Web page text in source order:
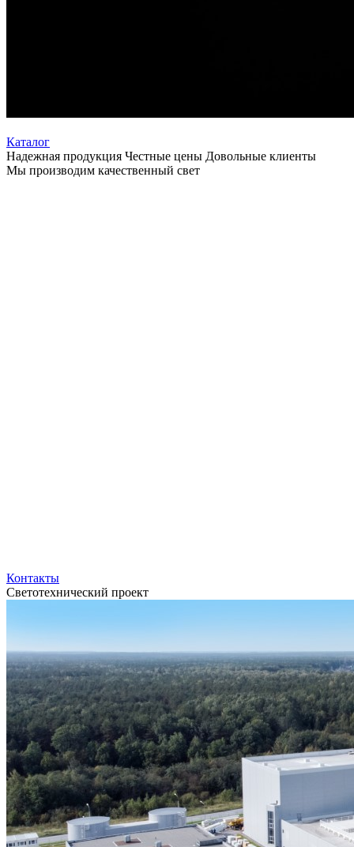
Каталог
Надежная продукция Честные цены Довольные клиенты
Мы производим качественный свет
Контакты
Светотехнический проект